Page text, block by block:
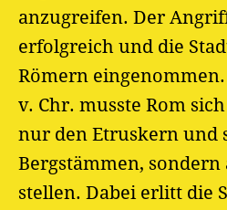
anzugreifen. Der
erfolgreich und die
Römern
v. Chr. musste Rom
nur den Etruskern und
Bergstämmen, sondern
stellen. Dabei erlitt die